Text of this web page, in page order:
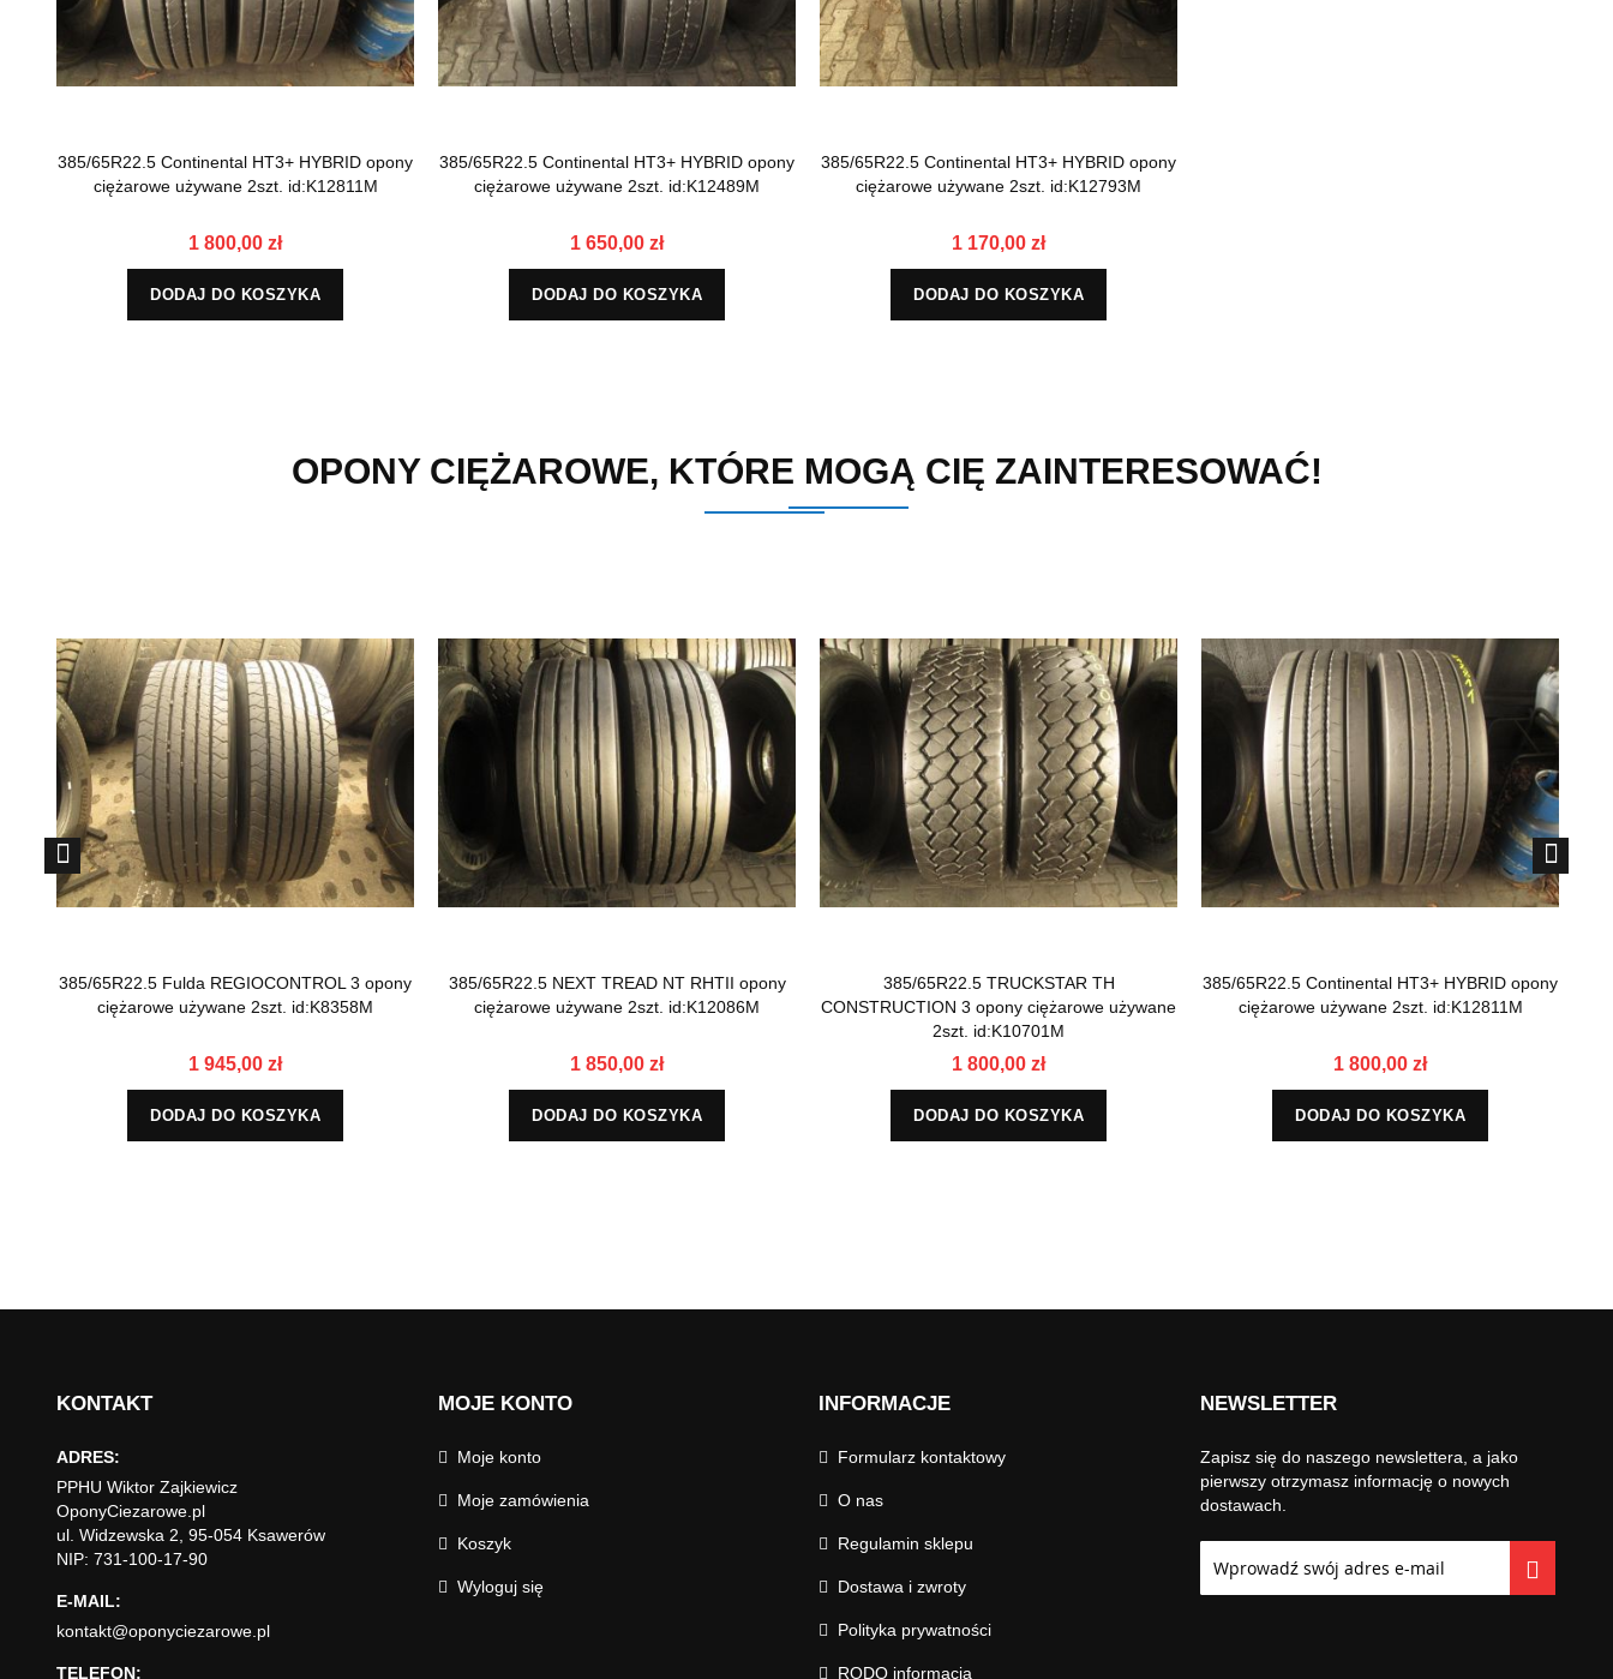
385/65R22.5 Continental HT3+ HYBRID opony
ciężarowe używane 2szt. id:K12811M
1 800,00 zł
DODAJ DO KOSZYKA
385/65R22.5 Continental HT3+ HYBRID opony
ciężarowe używane 2szt. id:K12489M
1 650,00 zł
DODAJ DO KOSZYKA
385/65R22.5 Continental HT3+ HYBRID opony
ciężarowe używane 2szt. id:K12793M
1 170,00 zł
DODAJ DO KOSZYKA
OPONY CIĘŻAROWE, KTÓRE MOGĄ CIĘ ZAINTERESOWAĆ!
385/65R22.5 Fulda REGIOCONTROL 3 opony
ciężarowe używane 2szt. id:K8358M
1 945,00 zł
DODAJ DO KOSZYKA
385/65R22.5 NEXT TREAD NT RHTII opony
ciężarowe używane 2szt. id:K12086M
1 850,00 zł
DODAJ DO KOSZYKA
385/65R22.5 TRUCKSTAR TH
CONSTRUCTION 3 opony ciężarowe używane
2szt. id:K10701M
1 800,00 zł
DODAJ DO KOSZYKA
385/65R22.5 Continental HT3+ HYBRID opony
ciężarowe używane 2szt. id:K12811M
1 800,00 zł
DODAJ DO KOSZYKA
KONTAKT
ADRES:
PPHU Wiktor Zajkiewicz
OponyCiezarowe.pl
ul. Widzewska 2, 95-054 Ksawerów
NIP: 731-100-17-90
E-MAIL:
kontakt@oponyciezarowe.pl
TELEFON:
MOJE KONTO
Moje konto
Moje zamówienia
Koszyk
Wyloguj się
INFORMACJE
Formularz kontaktowy
O nas
Regulamin sklepu
Dostawa i zwroty
Polityka prywatności
RODO informacja
NEWSLETTER
Zapisz się do naszego newslettera, a jako
pierwszy otrzymasz informację o nowych
dostawach.
nasz
newsletter: